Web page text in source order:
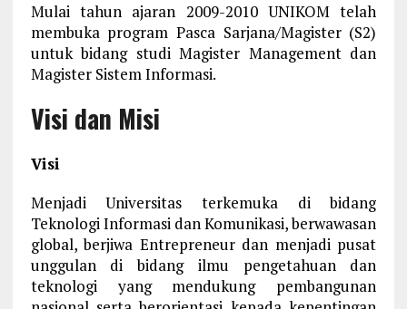
Mulai tahun ajaran 2009-2010 UNIKOM telah
membuka program Pasca Sarjana/Magister (S2)
untuk bidang studi Magister Management dan
Magister Sistem Informasi.
Visi dan Misi
Visi
Menjadi Universitas terkemuka di bidang
Teknologi Informasi dan Komunikasi, berwawasan
global, berjiwa Entrepreneur dan menjadi pusat
unggulan di bidang ilmu pengetahuan dan
teknologi yang mendukung pembangunan